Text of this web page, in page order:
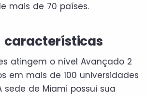
mais de 70 países.
características
atingem o nível Avançado 2
em mais de 100 universidades
sede de Miami possui sua